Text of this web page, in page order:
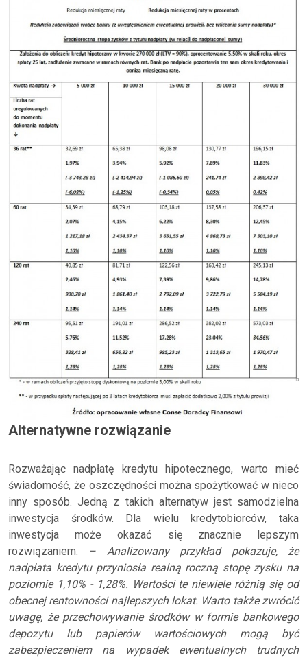
Alternatywne rozwiązanie
Rozważając nadpłatę kredytu hipotecznego, warto mieć
świadomość, że oszczędności można spożytkować w nieco
inny sposób. Jedną z takich alternatyw jest samodzielna
inwestycja środków. Dla wielu kredytobiorców, taka
inwestycja może okazać się znacznie lepszym
rozwiązaniem. – Analizowany przykład pokazuje, że
nadpłata kredytu przyniosła realną roczną stopę zysku na
poziomie 1,10% - 1,28%. Wartości te niewiele różnią się od
obecnej rentowności najlepszych lokat. Warto także zwrócić
uwagę, że przechowywanie środków w formie bankowego
depozytu lub papierów wartościowych mogą być
zabezpieczeniem na wypadek ewentualnych trudnych